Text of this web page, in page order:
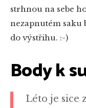
strhnou na sebe
nezapnutém saku
do výstřihu. :-)
Body k
Léto je sice